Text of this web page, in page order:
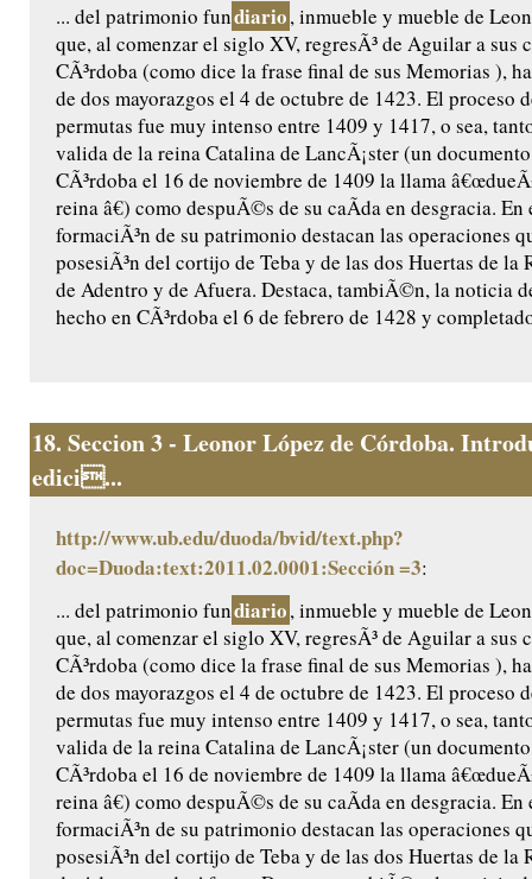
... del patrimonio fundiario, inmueble y mueble de
que, al comenzar el siglo XV, regresÃ³ de Aguilar a sus
CÃ³rdoba (como dice la frase final de sus Memorias ),
de dos mayorazgos el 4 de octubre de 1423. El proceso
permutas fue muy intenso entre 1409 y 1417, o sea,
valida de la reina Catalina de LancÃ¡ster (un
CÃ³rdoba el 16 de noviembre de 1409 la llama
reina â€) como despuÃ©s de su caÃ­da en desgracia.
formaciÃ³n de su patrimonio destacan las operaciones
posesiÃ³n del cortijo de Teba y de las dos Huertas de la
de Adentro y de Afuera. Destaca, tambiÃ©n, la noticia
hecho en CÃ³rdoba el 6 de febrero de 1428 y
18. Seccion 3 - Leonor López de Córdoba.
edici...
http://www.ub.edu/duoda/bvid/text.php?
doc=Duoda:text:2011.02.0001:Sección =3:
... del patrimonio fundiario, inmueble y mueble de
que, al comenzar el siglo XV, regresÃ³ de Aguilar a sus
CÃ³rdoba (como dice la frase final de sus Memorias ),
de dos mayorazgos el 4 de octubre de 1423. El proceso
permutas fue muy intenso entre 1409 y 1417, o sea,
valida de la reina Catalina de LancÃ¡ster (un
CÃ³rdoba el 16 de noviembre de 1409 la llama
reina â€) como despuÃ©s de su caÃ­da en desgracia.
formaciÃ³n de su patrimonio destacan las operaciones
posesiÃ³n del cortijo de Teba y de las dos Huertas de la